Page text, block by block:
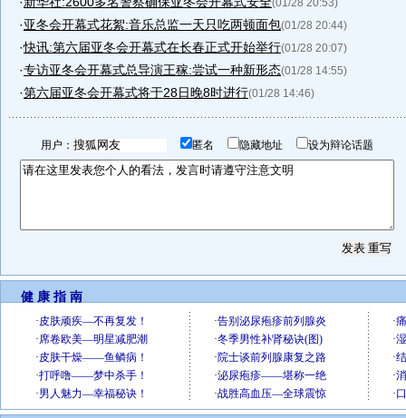
(01/28 20:53)
·亚冬会开幕式花絮:音乐总监一天只吃两顿面包(01/28 20:44)
·快讯:第六届亚冬会开幕式在长春正式开始举行(01/28 20:07)
·专访亚冬会开幕式总导演王稼:尝试一种新形态(01/28 14:55)
·第六届亚冬会开幕式将于28日晚8时进行(01/28 14:46)
用户： 匿名 隐藏地址 设为辩论话题
健 康 指 南